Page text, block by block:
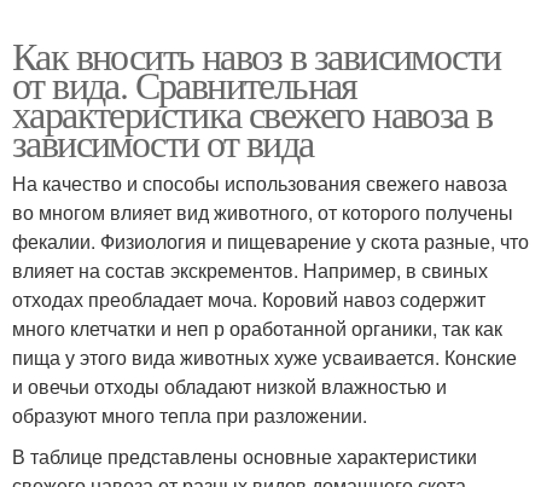
Как вносить навоз в зависимости
от вида. Сравнительная
характеристика свежего навоза в
зависимости от вида
На качество и способы использования свежего навоза
во многом влияет вид животного, от которого получены
фекалии. Физиология и пищеварение у скота разные, что
влияет на состав экскрементов. Например, в свиных
отходах преобладает моча. Коровий навоз содержит
много клетчатки и неп р оработанной органики, так как
пища у этого вида животных хуже усваивается. Конские
и овечьи отходы обладают низкой влажностью и
образуют много тепла при разложении.
В таблице представлены основные характеристики